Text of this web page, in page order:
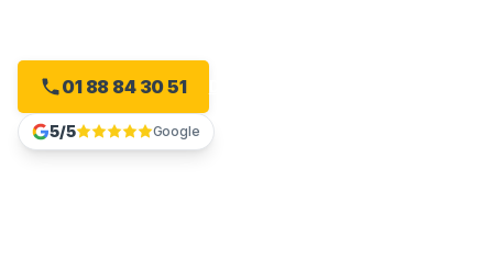
01 88 84 30 51
5/5 Google